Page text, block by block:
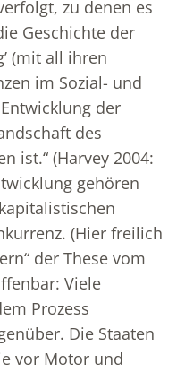
zu denen es
Geschichte der
(mit all ihren
im Sozial- und
der
des
ist.“ (Harvey 2004:
gehören
(Hier freilich
der These vom
Viele
Prozess
Die Staaten
vor Motor und